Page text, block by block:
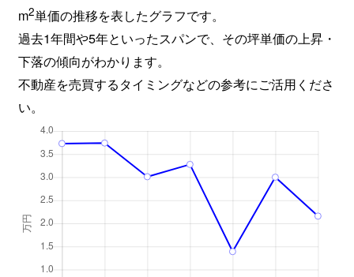
m2単価の推移を表したグラフです。
過去1年間や5年といったスパンで、その坪単価の上昇・
下落の傾向がわかります。
不動産を売買するタイミングなどの参考にご活用くださ
い。